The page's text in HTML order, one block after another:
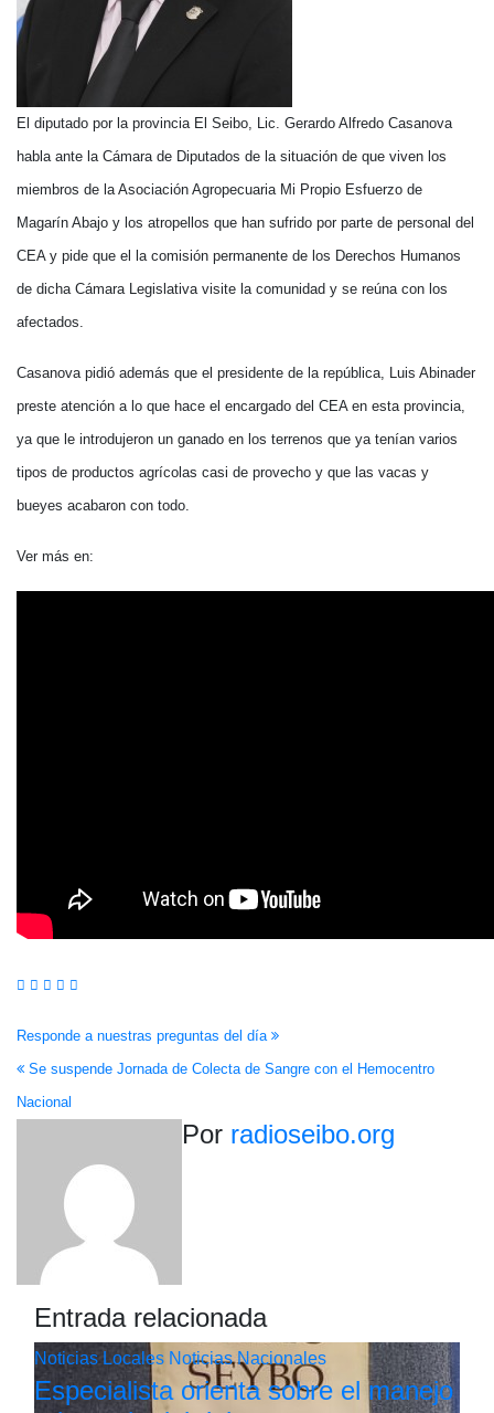
El diputado por la provincia El Seibo, Lic. Gerardo Alfredo Casanova
habla ante la Cámara de Diputados de la situación de que viven los
miembros de la Asociación Agropecuaria Mi Propio Esfuerzo de
Magarín Abajo y los atropellos que han sufrido por parte de personal del
CEA y pide que el la comisión permanente de los Derechos Humanos
de dicha Cámara Legislativa visite la comunidad y se reúna con los
afectados.
Casanova pidió además que el presidente de la república, Luis Abinader
preste atención a lo que hace el encargado del CEA en esta provincia,
ya que le introdujeron un ganado en los terrenos que ya tenían varios
tipos de productos agrícolas casi de provecho y que las vacas y
bueyes acabaron con todo.
Ver más en:
Navegación
de
entradas
Responde a nuestras preguntas del día
Se suspende Jornada de Colecta de Sangre con el Hemocentro
Nacional
Por radioseibo.org
Entrada relacionada
Noticias Locales Noticias Nacionales
Especialista orienta sobre el manejo